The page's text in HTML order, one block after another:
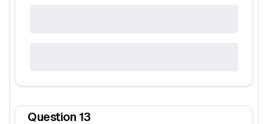
Question 13